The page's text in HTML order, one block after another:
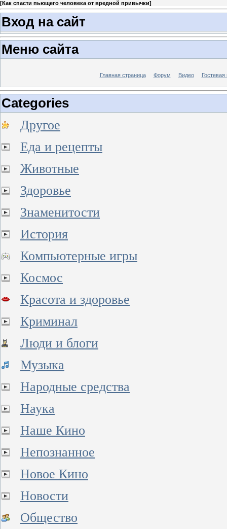
[Как спасти пьющего человека от вредной привычки]
Вход на сайт
Меню сайта
Главная страница Форум Видео Гостевая
Categories
Другое
Еда и рецепты
Животные
Здоровье
Знаменитости
История
Компьютерные игры
Космос
Красота и здоровье
Криминал
Люди и блоги
Музыка
Народные средства
Наука
Наше Кино
Непознанное
Новое Кино
Новости
Общество